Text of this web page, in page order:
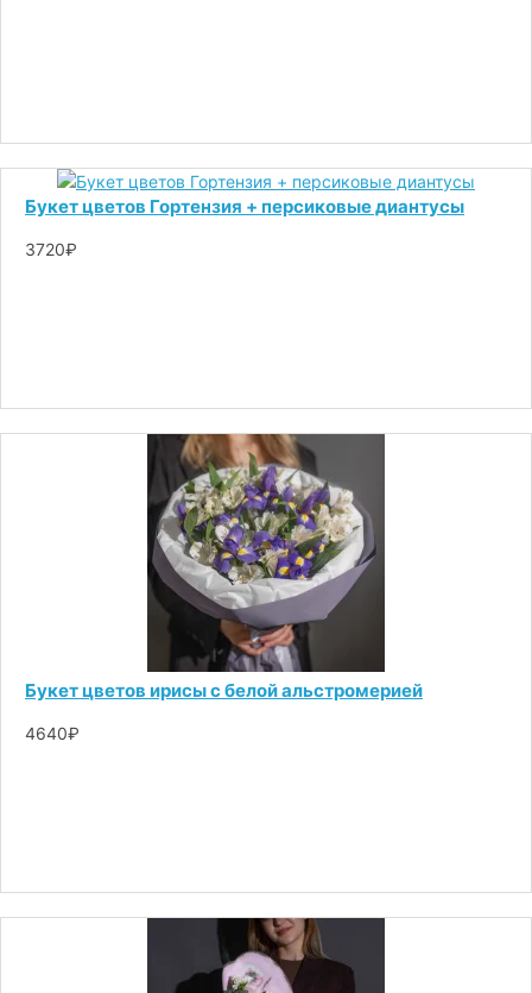
Букет цветов Гортензия + персиковые диантусы
3720₽
Букет цветов ирисы с белой альстромерией
4640₽